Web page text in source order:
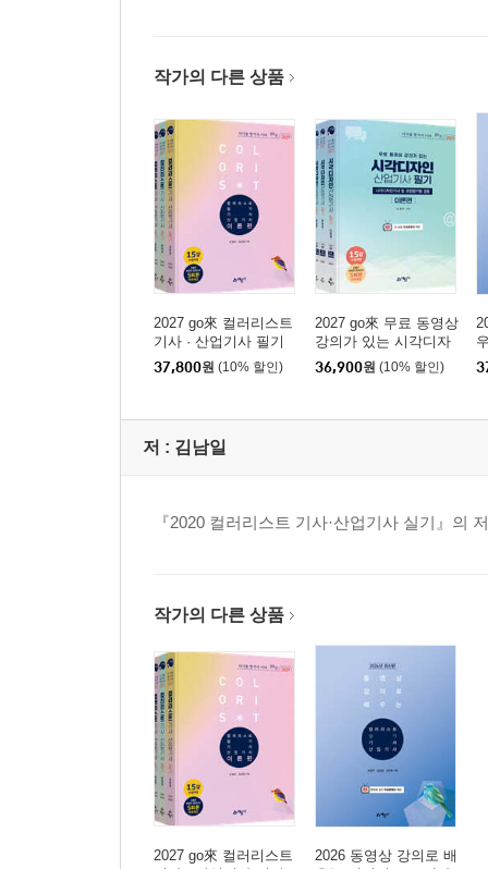
작가의 다른 상품
2027 go來 컬러리스트
기사 · 산업기사 필기
37,800원 (10% 할인)
2027 go來 무료 동영상
강의가 있는 시각디자
인산업기사 필기
36,900원 (10% 할인)
저 : 김남일
『2020 컬러리스트 기사·산업기사 실기』의
작가의 다른 상품
2027 go來 컬러리스트
2026 동영상 강의로 배